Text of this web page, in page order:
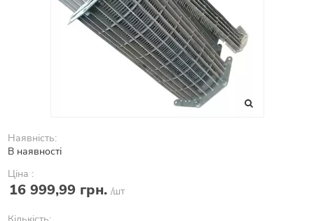
Наявність:
В наявності
Ціна :
16 999,99 грн. /шт